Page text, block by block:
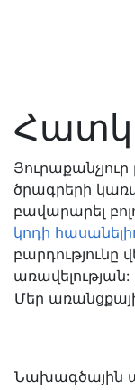
ծրագրերի
բավարարել
կոդի
բարդությունը
առավելության:
Մեր
Նախագծային